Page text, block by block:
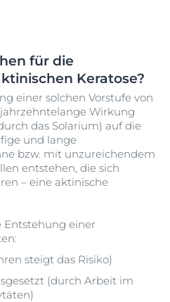
für die
Keratose?
einer solchen Vorstufe von
Wirkung
das Solarium) auf die
und lange
bzw. mit unzureichendem
entstehen, die sich
– eine aktinische
Entstehung einer
steigt das Risiko)
(durch Arbeit im